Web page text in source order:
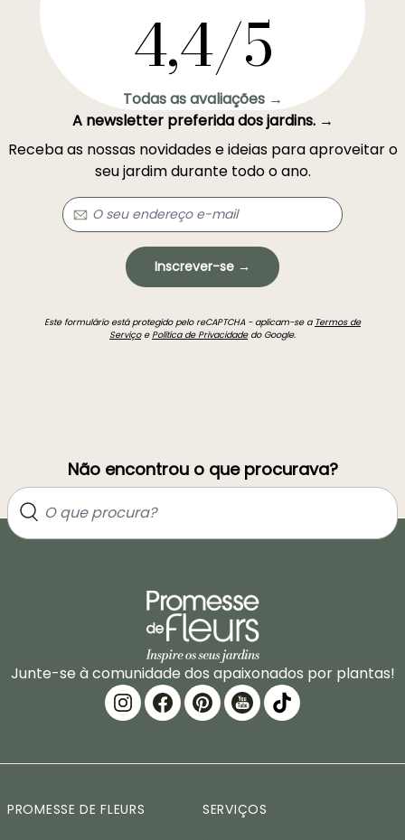
4,4/5
Todas as avaliações →
A newsletter preferida dos jardins. →
Receba as nossas novidades e ideias para aproveitar o
seu jardim durante todo o ano.
Inscrever-se →
Este formulário está protegido pelo reCAPTCHA - aplicam-se a Termos de
ServiçoePolítica de Privacidadedo Google.
Não encontrou o que procurava?
Junte-se à comunidade dos apaixonados por plantas!
PROMESSE DE FLEURS SERVIÇOS